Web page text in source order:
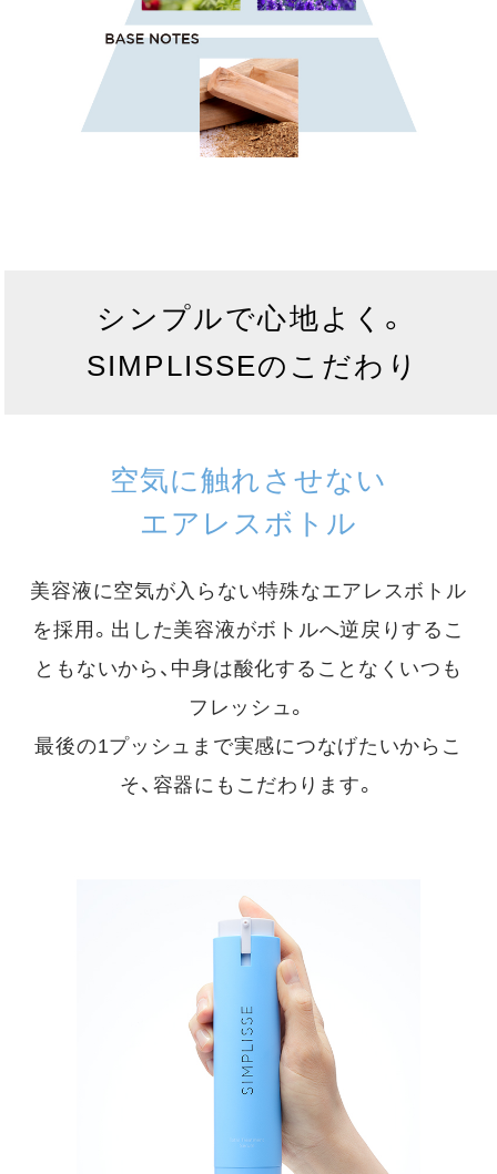
シンプルで心地よく。
SIMPLISSEのこだわり
空気に触れさせない
エアレスボトル
美容液に空気が入らない特殊なエアレスボトル
を採用。 出した美容液がボトルへ逆戻りするこ
ともないから、中身は酸化することなくいつも
フレッシュ。
最後の1プッシュまで実感につなげたいからこ
そ、容器にもこだわります。